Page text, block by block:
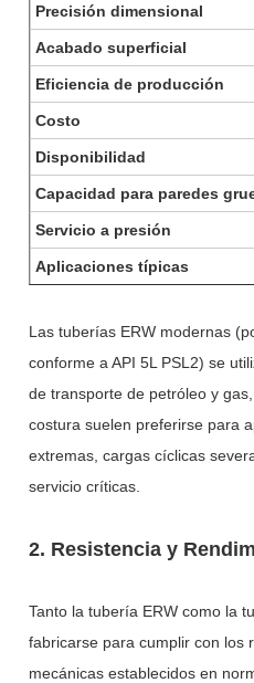
Precisión dimensional
Acabado superficial
Eficiencia de producción
Costo
Disponibilidad
Capacidad para paredes
Servicio a presión
Aplicaciones típicas
Las tuberías ERW modernas
conforme a API 5L PSL2) se
de transporte de petróleo y
costura suelen preferirse para
extremas, cargas cíclicas
servicio críticas.
2. Resistencia y
Tanto la tubería ERW como la
fabricarse para cumplir con los
mecánicas establecidos en